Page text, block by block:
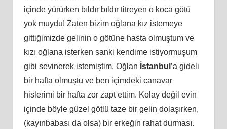
içinde yürürken bıldır bıldır titreyen o koca götü
yok muydu! Zaten bizim oğlana kız istemeye
gittiğimizde gelinin o götüne hasta olmuştum ve
kızı oğlana isterken sanki kendime istiyormuşum
gibi sevinerek istemiştim. Oğlan İstanbul ’a gideli
bir hafta olmuştu ve ben içimdeki canavar
hislerimi bir hafta zor zapt ettim. Kolay değil evin
içinde böyle güzel götlü taze bir gelin dolaşırken,
(kayınbabası da olsa) bir erkeğin rahat durması.